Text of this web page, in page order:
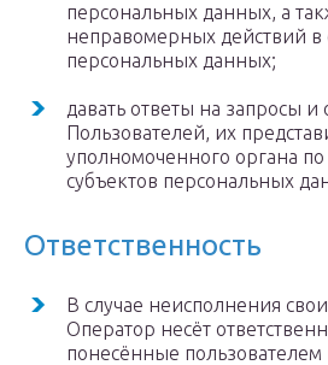
персональных данных, а
неправомерных действий
персональных данных;
давать ответы на запросы
Пользователей, их
уполномоченного органа
субъектов персональных
Ответственность
В случае неисполнения
Оператор несёт
понесённые пользователем